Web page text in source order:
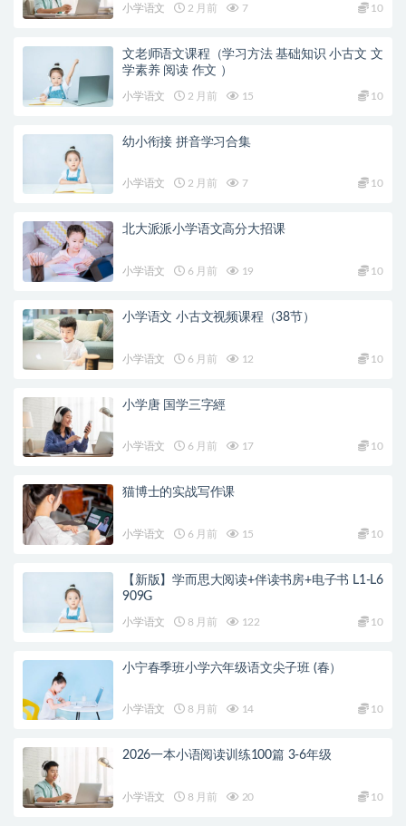
小学语文 2 月前 7 10
文老师语文课程（学习方法 基础知识 小古文 文
学素养 阅读 作文 ）
小学语文 2 月前 15 10
幼小衔接 拼音学习合集
小学语文 2 月前 7 10
北大派派小学语文高分大招课
小学语文 6 月前 19 10
小学语文 小古文视频课程（38节）
小学语文 6 月前 12 10
小学唐 国学三字經
小学语文 6 月前 17 10
猫博士的实战写作课
小学语文 6 月前 15 10
【新版】学而思大阅读+伴读书房+电子书 L1-L6
909G
小学语文 8 月前 122 10
小宁春季班小学六年级语文尖子班 (春）
小学语文 8 月前 14 10
2026一本小语阅读训练100篇 3-6年级
小学语文 8 月前 20 10